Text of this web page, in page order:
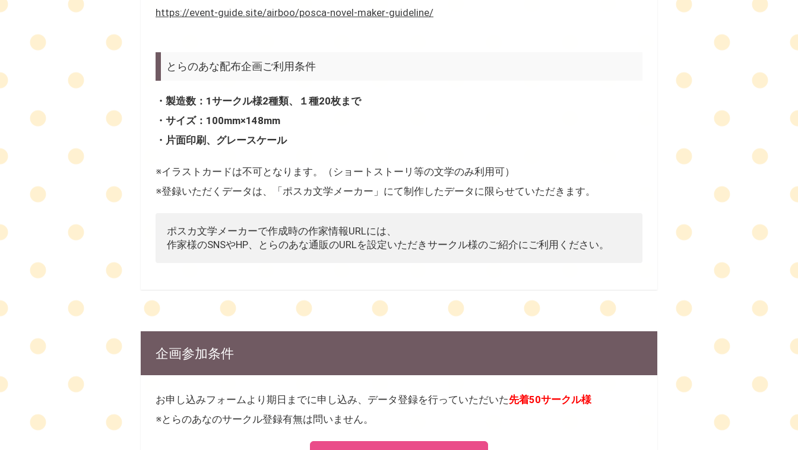
https://event-guide.site/airboo/posca-novel-maker-guideline/
とらのあな配布企画ご利用条件
・製造数：1サークル様2種類、１種20枚まで
・サイズ：100mm×148mm
・片面印刷、グレースケール
※イラストカードは不可となります。（ショートストーリ等の文学のみ利用可）
※登録いただくデータは、「ポスカ文学メーカー」にて制作したデータに限らせていただきます。
ポスカ文学メーカーで作成時の作家情報URLには、
作家様のSNSやHP、とらのあな通販のURLを設定いただきサークル様のご紹介にご利用ください。
企画参加条件
お申し込みフォームより期日までに申し込み、データ登録を行っていただいた先着50サークル様
※とらのあなのサークル登録有無は問いません。